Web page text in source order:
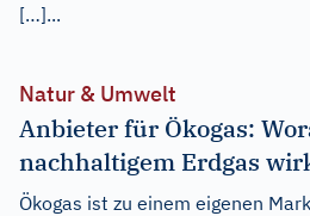
[…]...
Natur & Umwelt
Anbieter für Ökogas:
nachhaltigem Erdgas
Ökogas ist zu einem eigenen